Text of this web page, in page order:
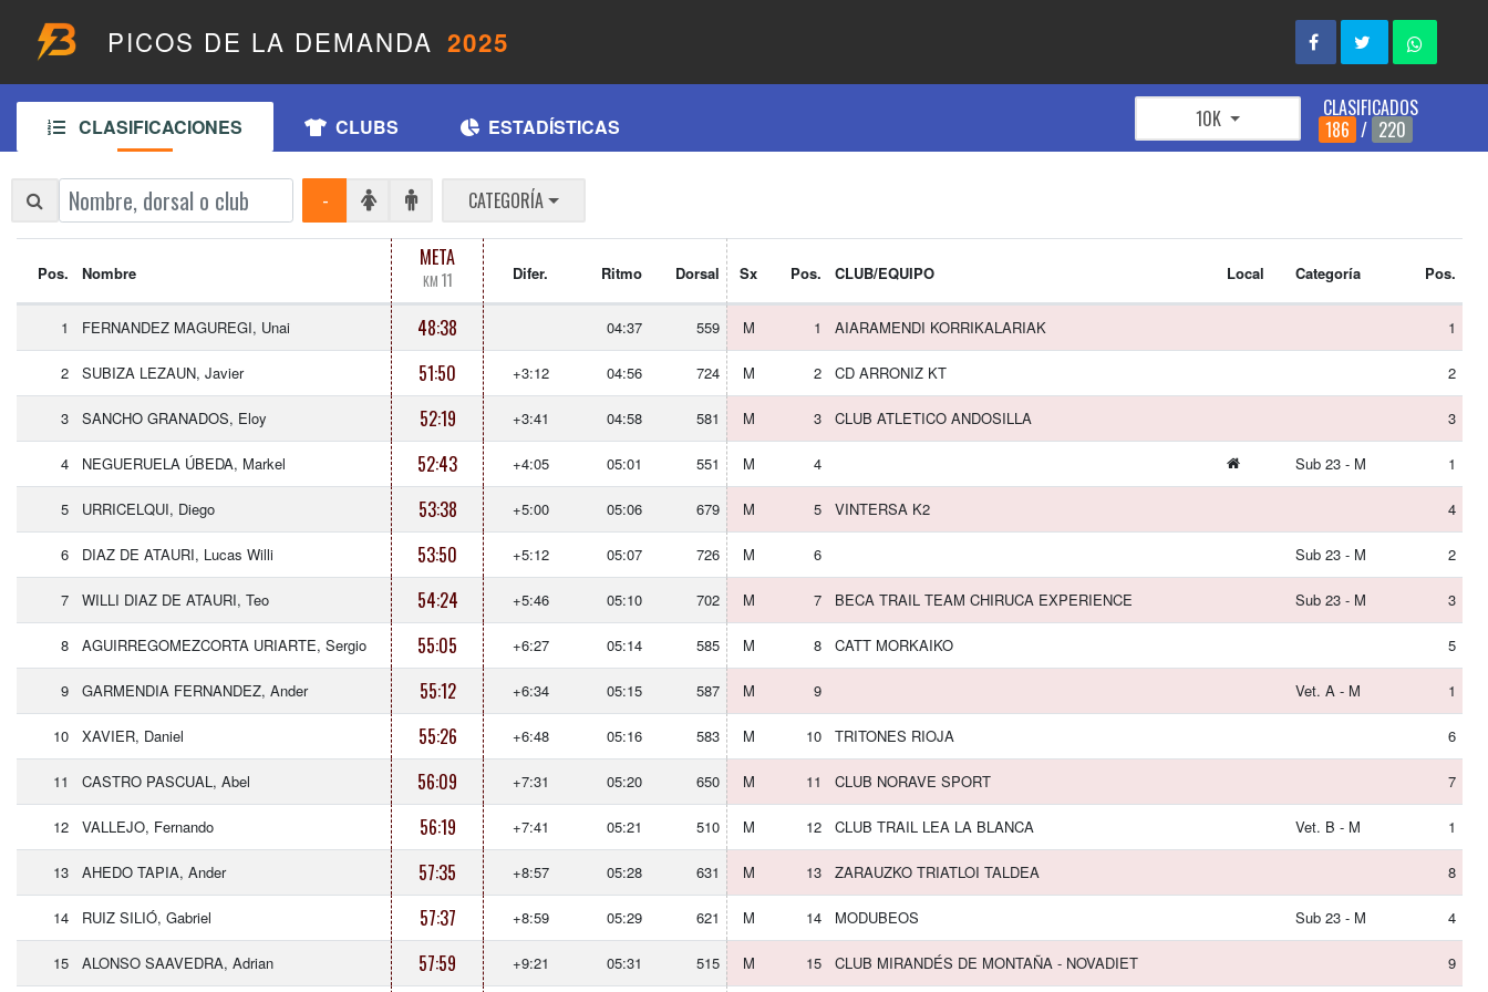
PICOS DE LA DEMANDA 2025
CLASIFICACIONES CLUBS ESTADÍSTICAS 10K
CLASIFICADOS
186 / 220
- CATEGORÍA
Pos. Nombre
META
KM 11 Difer. Ritmo Dorsal Sx Pos. CLUB/EQUIPO Local Categoría Pos.
1 FERNANDEZ MAGUREGI, Unai 48:38 04:37 559 M 1 AIARAMENDI KORRIKALARIAK 1
2 SUBIZA LEZAUN, Javier 51:50 +3:12 04:56 724 M 2 CD ARRONIZ KT 2
3 SANCHO GRANADOS, Eloy 52:19 +3:41 04:58 581 M 3 CLUB ATLETICO ANDOSILLA 3
4 NEGUERUELA ÚBEDA, Markel 52:43 +4:05 05:01 551 M 4 Sub 23 - M 1
5 URRICELQUI, Diego 53:38 +5:00 05:06 679 M 5 VINTERSA K2 4
6 DIAZ DE ATAURI, Lucas Willi 53:50 +5:12 05:07 726 M 6 Sub 23 - M 2
7 WILLI DIAZ DE ATAURI, Teo 54:24 +5:46 05:10 702 M 7 BECA TRAIL TEAM CHIRUCA EXPERIENCE Sub 23 - M 3
8 AGUIRREGOMEZCORTA URIARTE, Sergio 55:05 +6:27 05:14 585 M 8 CATT MORKAIKO 5
9 GARMENDIA FERNANDEZ, Ander 55:12 +6:34 05:15 587 M 9 Vet. A - M 1
10 XAVIER, Daniel 55:26 +6:48 05:16 583 M 10 TRITONES RIOJA 6
11 CASTRO PASCUAL, Abel 56:09 +7:31 05:20 650 M 11 CLUB NORAVE SPORT 7
12 VALLEJO, Fernando 56:19 +7:41 05:21 510 M 12 CLUB TRAIL LEA LA BLANCA Vet. B - M 1
13 AHEDO TAPIA, Ander 57:35 +8:57 05:28 631 M 13 ZARAUZKO TRIATLOI TALDEA 8
14 RUIZ SILIÓ, Gabriel 57:37 +8:59 05:29 621 M 14 MODUBEOS Sub 23 - M 4
15 ALONSO SAAVEDRA, Adrian 57:59 +9:21 05:31 515 M 15 CLUB MIRANDÉS DE MONTAÑA - NOVADIET 9